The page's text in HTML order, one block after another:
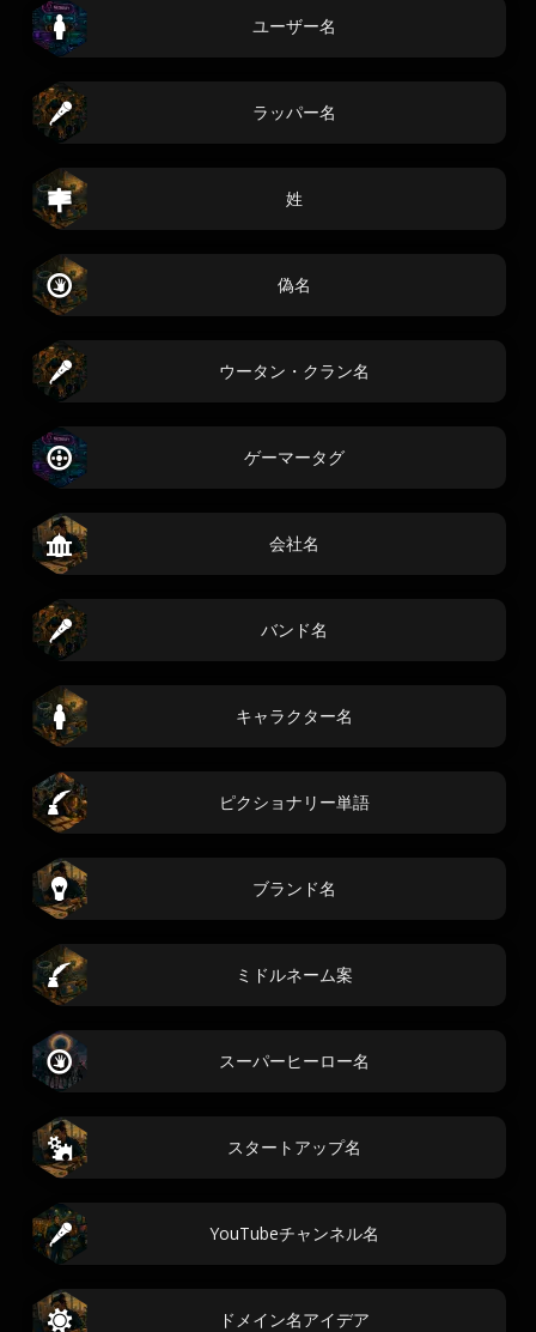
ユーザー名
ラッパー名
姓
偽名
ウータン・クラン名
ゲーマータグ
会社名
バンド名
キャラクター名
ピクショナリー単語
ブランド名
ミドルネーム案
スーパーヒーロー名
スタートアップ名
YouTubeチャンネル名
ドメイン名アイデア